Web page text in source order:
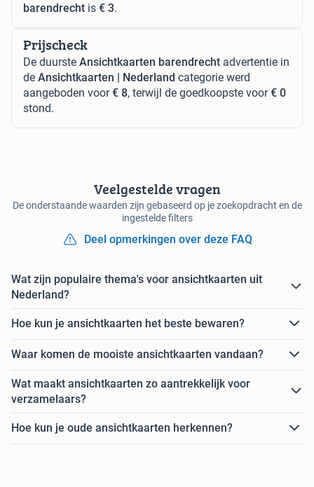
barendrecht is € 3.
Prijscheck
De duurste Ansichtkaarten barendrecht advertentie in
de Ansichtkaarten | Nederland categorie werd
aangeboden voor€ 8, terwijl de goedkoopste voor€ 0
stond.
Veelgestelde vragen
De onderstaande waarden zijn gebaseerd op je zoekopdracht en de
ingestelde filters
Deel opmerkingen over deze FAQ
Wat zijn populaire thema's voor ansichtkaarten uit
Nederland?
Hoe kun je ansichtkaarten het beste bewaren?
Waar komen de mooiste ansichtkaarten vandaan?
Wat maakt ansichtkaarten zo aantrekkelijk voor
verzamelaars?
Hoe kun je oude ansichtkaarten herkennen?